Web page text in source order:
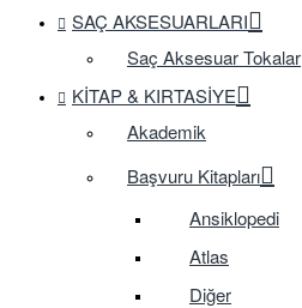
SAÇ AKSESUARLARI
Saç Aksesuar Tokalar
KITAP & KIRTASIYE
Akademik
Başvuru Kitapları
Ansiklopedi
Atlas
Diğer